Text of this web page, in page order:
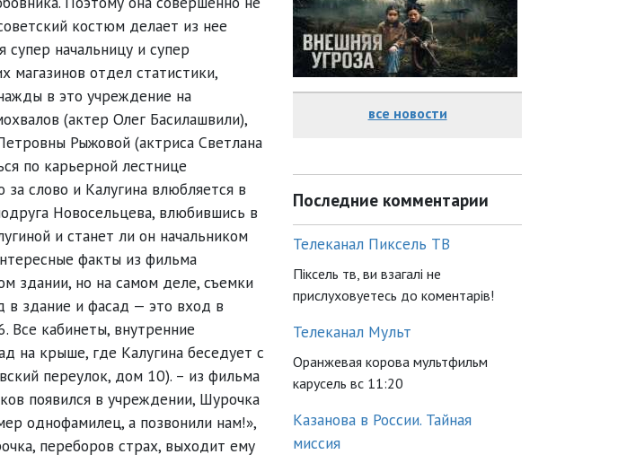
костюм делает из нее
супер начальницу и супер
магазинов отдел статистики,
в это учреждение на
(актер Олег Басилашвили),
Рыжовой (актриса Светлана
по карьерной лестнице
слово и Калугина влюбляется в
Новосельцева, влюбившись в
и станет ли он начальником
факты из фильма
здании, но на самом деле, съемки
в здание и фасад — это вход в
кабинеты, внутренние
на крыше, где Калугина беседует с
переулок, дом 10). – из фильма
появился в учреждении, Шурочка
однофамилец, а позвонили нам!»,
переборов страх, выходит ему
все новости
Последние комментарии
Телеканал Пиксель ТВ
Піксель тв, ви взагалі не
прислуховуетесь до коментарів!
Телеканал Мульт
Оранжевая корова мультфильм
карусель вс 11:20
Казанова в России. Тайная
миссия